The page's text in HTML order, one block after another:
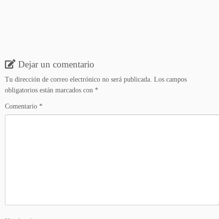
Dejar un comentario
Tu dirección de correo electrónico no será publicada. Los campos
obligatorios están marcados con *
Comentario *